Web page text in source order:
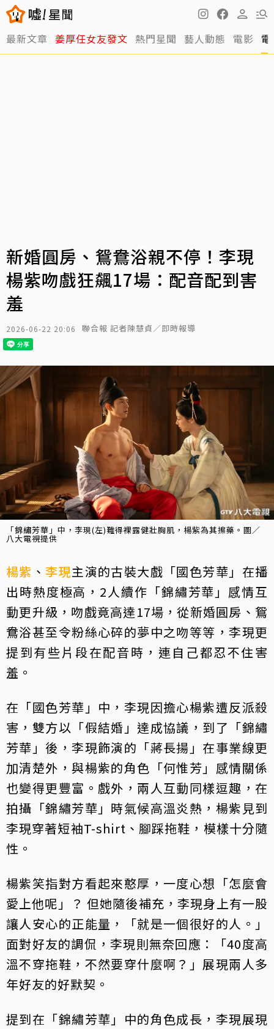
最新文章 姜厚任女友發文 熱門星聞 藝人動態 電影
新婚圓房、鴛鴦浴親不停！李現
楊紫吻戲狂飆17場：配音配到害
羞
2026-06-22 20:06 聯合報 記者陳慧貞／即時報導
「錦繡芳華」中，李現(左)難得裸露健壯胸肌，楊紫為其擦藥。圖／
八大電視提供
楊紫 、 李現主演的古裝大戲「國色芳華」在播
出時熱度極高，2人續作「錦繡芳華」感情互
動更升級，吻戲竟高達17場，從新婚圓房、鴛
鴦浴甚至令粉絲心碎的夢中之吻等等，李現更
提到有些片段在配音時，連自己都忍不住害
羞。
在「國色芳華」中，李現因擔心楊紫遭反派殺
害，雙方以「假結婚」達成協議，到了「錦繡
芳華」後，李現飾演的「蔣長揚」在事業線更
加清楚外，與楊紫的角色「何惟芳」感情關係
也變得更豐富。戲外，兩人互動同樣逗趣，在
拍攝「錦繡芳華」時氣候高溫炎熱，楊紫見到
李現穿著短袖T-shirt、腳踩拖鞋，模樣十分隨
性。
楊紫笑指對方看起來憨厚，一度心想「怎麼會
愛上他呢」？ 但她隨後補充，李現身上有一股
讓人安心的正能量，「就是一個很好的人。」
面對好友的調侃，李現則無奈回應：「40度高
溫不穿拖鞋，不然要穿什麼啊？」展現兩人多
年好友的好默契。
提到在「錦繡芳華」中的角色成長，李現展現